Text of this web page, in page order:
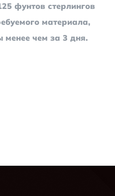
фунтов стерлингов
материала,
менее чем за 3 дня.